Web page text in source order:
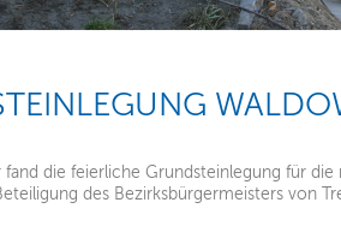
die feierliche Grundsteinlegung für die
des Bezirksbürgermeisters von